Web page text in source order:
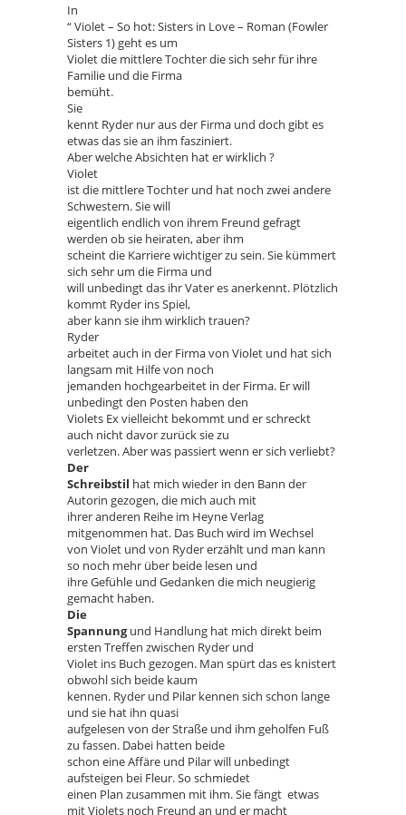
In
“ Violet – So hot: Sisters in Love – Roman (Fowler
Sisters 1) geht es um
Violet die mittlere Tochter die sich sehr für ihre
Familie und die Firma
bemüht.
Sie
kennt Ryder nur aus der Firma und doch gibt es
etwas das sie an ihm fasziniert.
Aber welche Absichten hat er wirklich ?
Violet
ist die mittlere Tochter und hat noch zwei andere
Schwestern. Sie will
eigentlich endlich von ihrem Freund gefragt
werden ob sie heiraten, aber ihm
scheint die Karriere wichtiger zu sein. Sie kümmert
sich sehr um die Firma und
will unbedingt das ihr Vater es anerkennt. Plötzlich
kommt Ryder ins Spiel,
aber kann sie ihm wirklich trauen?
Ryder
arbeitet auch in der Firma von Violet und hat sich
langsam mit Hilfe von noch
jemanden hochgearbeitet in der Firma. Er will
unbedingt den Posten haben den
Violets Ex vielleicht bekommt und er schreckt
auch nicht davor zurück sie zu
verletzen. Aber was passiert wenn er sich verliebt?
Der
Schreibstil hat mich wieder in den Bann der
Autorin gezogen, die mich auch mit
ihrer anderen Reihe im Heyne Verlag
mitgenommen hat. Das Buch wird im Wechsel
von Violet und von Ryder erzählt und man kann
so noch mehr über beide lesen und
ihre Gefühle und Gedanken die mich neugierig
gemacht haben.
Die
Spannungund Handlung hat mich direkt beim
ersten Treffen zwischen Ryder und
Violet ins Buch gezogen. Man spürt das es knistert
obwohl sich beide kaum
kennen. Ryder und Pilar kennen sich schon lange
und sie hat ihn quasi
aufgelesen von der Straße und ihm geholfen Fuß
zu fassen. Dabei hatten beide
schon eine Affäre und Pilar will unbedingt
aufsteigen bei Fleur. So schmiedet
einen Plan zusammen mit ihm. Sie fängt etwas
mit Violets noch Freund an und er macht